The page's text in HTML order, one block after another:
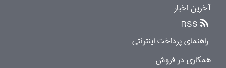
آخرین اخبار
RSS
راهنمای پرداخت اینترنتی
همکاری در فروش